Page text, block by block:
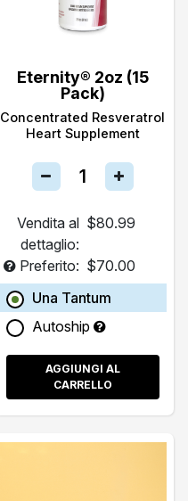
Eternity® 2oz (15
Pack)
Concentrated Resveratrol
Heart Supplement
Vendita al
dettaglio:
$80.99
Preferito: $70.00
Una Tantum
Autoship
AGGIUNGI AL
CARRELLO